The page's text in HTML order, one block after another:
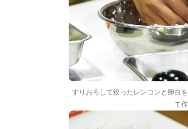
すりおろして絞ったレンコンと卵白
て